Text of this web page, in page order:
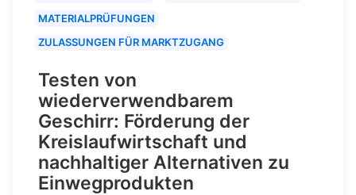
MATERIALPRÜFUNGEN
ZULASSUNGEN FÜR MARKTZUGANG
Testen von
wiederverwendbarem
Geschirr: Förderung der
Kreislaufwirtschaft und
nachhaltiger Alternativen zu
Einwegprodukten